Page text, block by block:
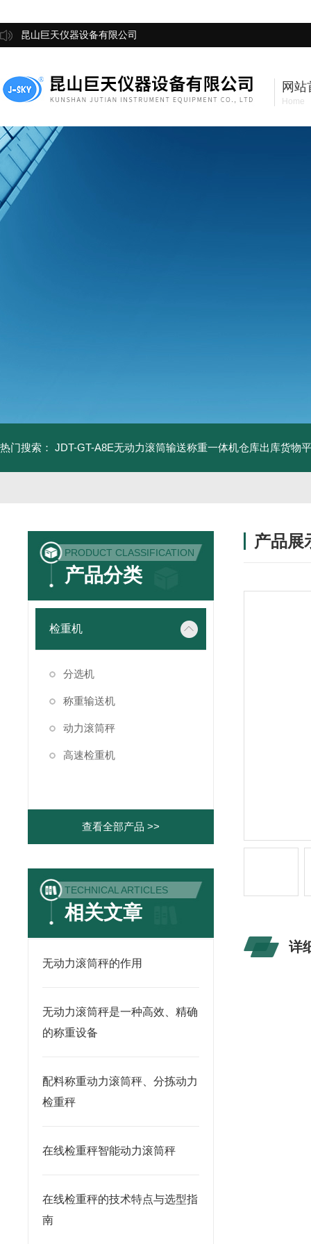
昆山巨天仪器设备有限公司
网站
Home
热门搜索： JDT-GT-A8E无动力滚筒输送称重一体机仓库出库货物
PRODUCT CLASSIFICATION
产品分类
检重机
分选机
称重输送机
动力滚筒秤
高速检重机
查看全部产品 >>
TECHNICAL ARTICLES
相关文章
无动力滚筒秤的作用
无动力滚筒秤是一种高效、精确
的称重设备
配料称重动力滚筒秤、分拣动力
检重秤
在线检重秤智能动力滚筒秤
在线检重秤的技术特点与选型指
南
产品展
详